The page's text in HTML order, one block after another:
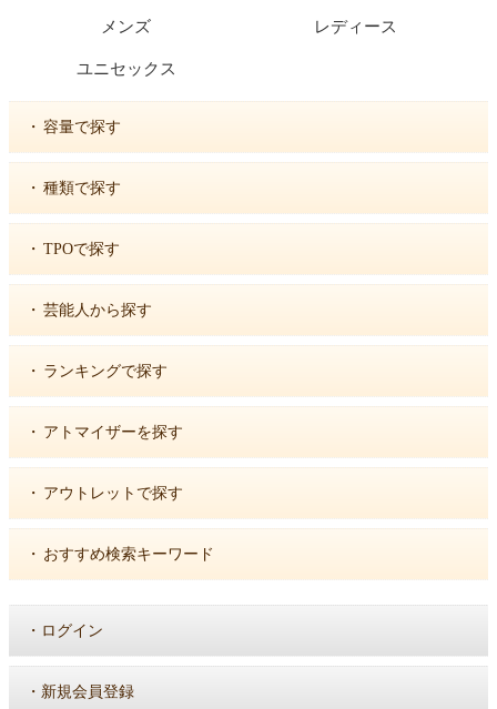
メンズ レディース
ユニセックス
・ 容量で探す
・ 種類で探す
・ TPOで探す
・ 芸能人から探す
・ ランキングで探す
・ アトマイザーを探す
・ アウトレットで探す
・ おすすめ検索キーワード
・ ログイン
・ 新規会員登録